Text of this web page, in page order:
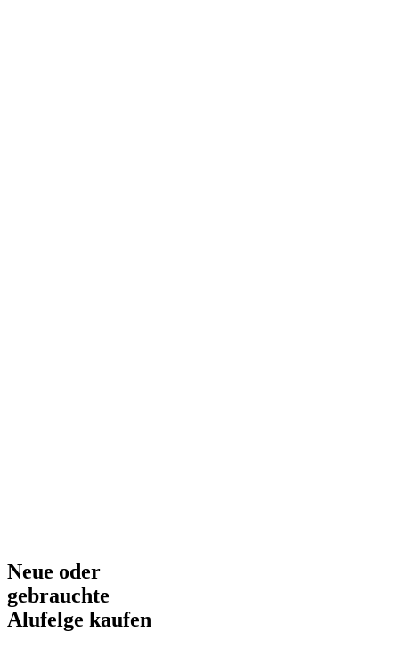
Neue oder
gebrauchte
Alufelge kaufen